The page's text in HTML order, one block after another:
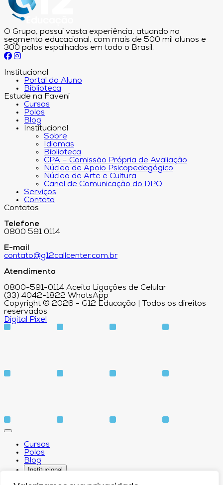
O Grupo, possui vasta experiência, atuando no
segmento educacional, com mais de 500 mil alunos e
300 polos espalhados em todo o Brasil.
Institucional
Portal do Aluno
Biblioteca
Estude na Faveni
Cursos
Polos
Blog
Institucional
Sobre
Idiomas
Biblioteca
CPA – Comissão Própria de Avaliação
Núcleo de Apoio Psicopedagógico
Núcleo de Arte e Cultura
Canal de Comunicação do DPO
Serviços
Contato
Contatos
Telefone
0800 591 0114
E-mail
contato@g12callcenter.com.br
Atendimento
0800-591-0114 Aceita Ligações de Celular
(33) 4042-1822 WhatsApp
Copyright © 2026 - G12 Educação | Todos os direitos
reservados
Digital Pixel
Cursos
Polos
Blog
Institucional